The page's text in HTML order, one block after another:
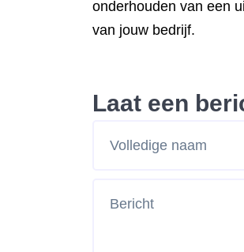
onderhouden van een
van jouw bedrijf.
Laat een